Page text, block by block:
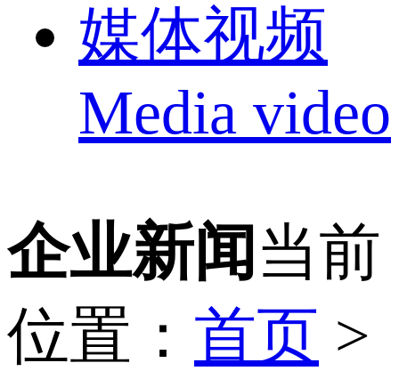
媒体视频
Media video
企业新闻 当前
位置： 首页 >